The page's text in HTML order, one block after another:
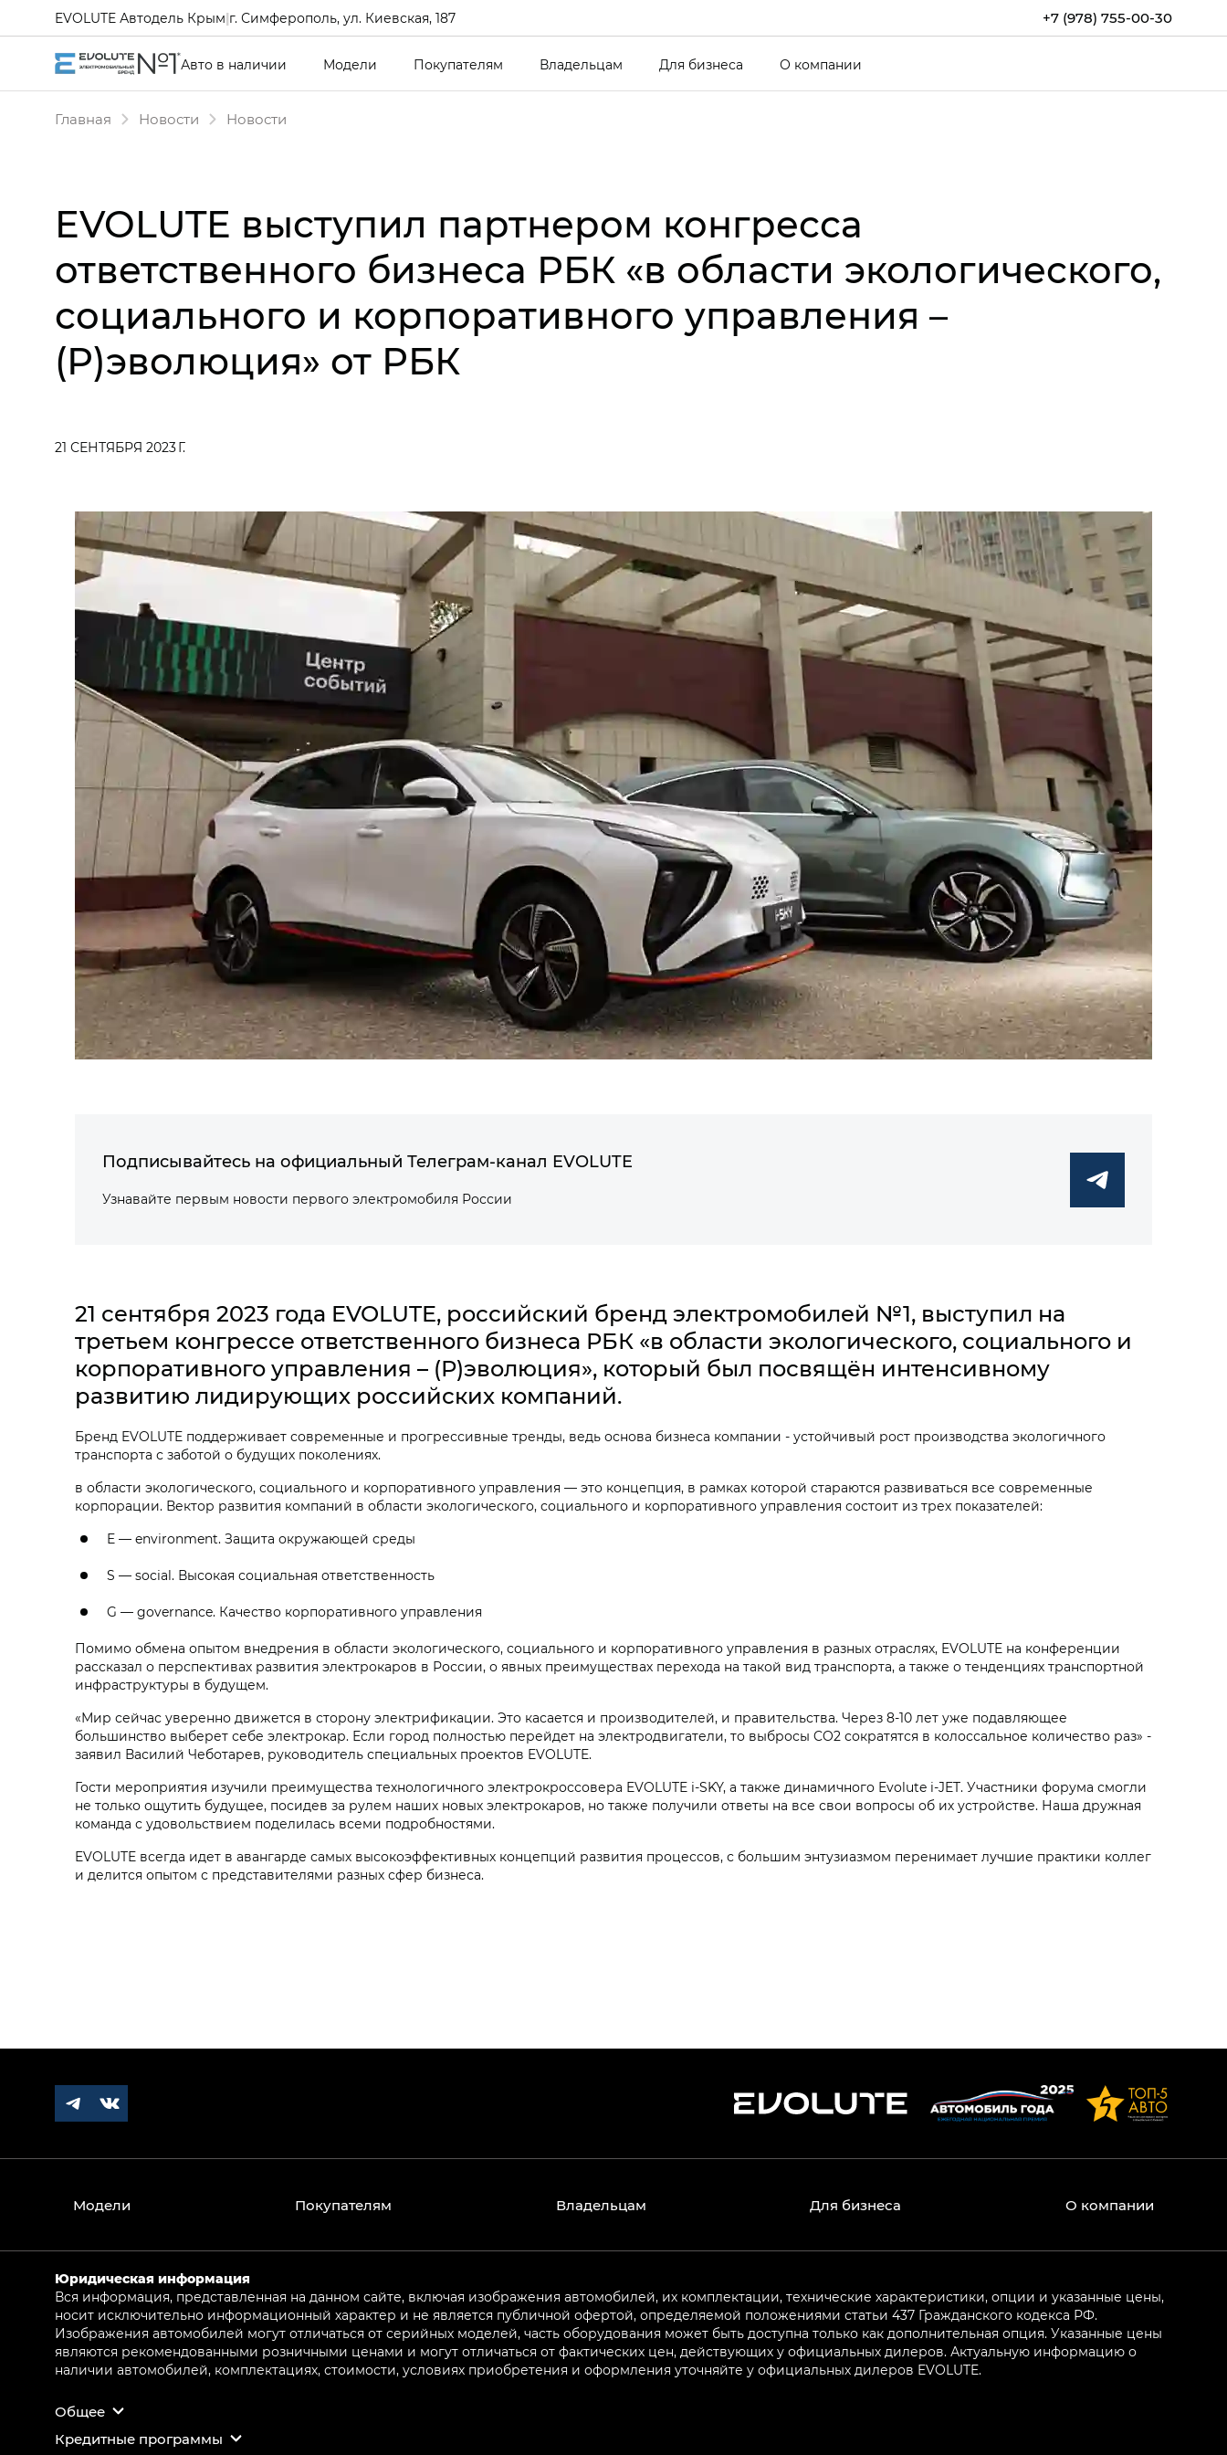
+7 (978) 755-00-30
EVOLUTE Автодель Крым|г. Симферополь, ул. Киевская, 187
Авто в наличии Модели Покупателям Владельцам Для бизнеса О компании
Главная Новости Новости
EVOLUTE выступил партнером конгресса
ответственного бизнеса РБК «в области экологического,
социального и корпоративного управления –
(Р)эволюция» от РБК
21 СЕНТЯБРЯ 2023 Г.
Подписывайтесь на официальный Телеграм-канал EVOLUTE
Узнавайте первым новости первого электромобиля России
21 сентября 2023 года EVOLUTE, российский бренд электромобилей №1, выступил на
третьем конгрессе ответственного бизнеса РБК «в области экологического, социального и
корпоративного управления – (Р)эволюция», который был посвящён интенсивному
развитию лидирующих российских компаний.
Бренд EVOLUTE поддерживает современные и прогрессивные тренды, ведь основа бизнеса компании - устойчивый рост производства экологичного
транспорта с заботой о будущих поколениях.
в области экологического, социального и корпоративного управления — это концепция, в рамках которой стараются развиваться все современные
корпорации. Вектор развития компаний в области экологического, социального и корпоративного управления состоит из трех показателей:
E — environment. Защита окружающей среды
S — social. Высокая социальная ответственность
G — governance. Качество корпоративного управления
Помимо обмена опытом внедрения в области экологического, социального и корпоративного управления в разных отраслях, EVOLUTE на конференции
рассказал о перспективах развития электрокаров в России, о явных преимуществах перехода на такой вид транспорта, а также о тенденциях транспортной
инфраструктуры в будущем.
«Мир сейчас уверенно движется в сторону электрификации. Это касается и производителей, и правительства. Через 8-10 лет уже подавляющее
большинство выберет себе электрокар. Если город полностью перейдет на электродвигатели, то выбросы CO2 сократятся в колоссальное количество раз» -
заявил Василий Чеботарев, руководитель специальных проектов EVOLUTE.
Гости мероприятия изучили преимущества технологичного электрокроссовера EVOLUTE i‑SKY, а также динамичного Evolute i‑JET. Участники форума смогли
не только ощутить будущее, посидев за рулем наших новых электрокаров, но также получили ответы на все свои вопросы об их устройстве. Наша дружная
команда с удовольствием поделилась всеми подробностями.
EVOLUTE всегда идет в авангарде самых высокоэффективных концепций развития процессов, с большим энтузиазмом перенимает лучшие практики коллег
и делится опытом с представителями разных сфер бизнеса.
Модели Покупателям Владельцам Для бизнеса О компании
Юридическая информация
Вся информация, представленная на данном сайте, включая изображения автомобилей, их комплектации, технические характеристики, опции и указанные цены,
носит исключительно информационный характер и не является публичной офертой, определяемой положениями статьи 437 Гражданского кодекса РФ.
Изображения автомобилей могут отличаться от серийных моделей, часть оборудования может быть доступна только как дополнительная опция. Указанные цены
являются рекомендованными розничными ценами и могут отличаться от фактических цен, действующих у официальных дилеров. Актуальную информацию о
наличии автомобилей, комплектациях, стоимости, условиях приобретения и оформления уточняйте у официальных дилеров EVOLUTE.
Общее
Кредитные программы